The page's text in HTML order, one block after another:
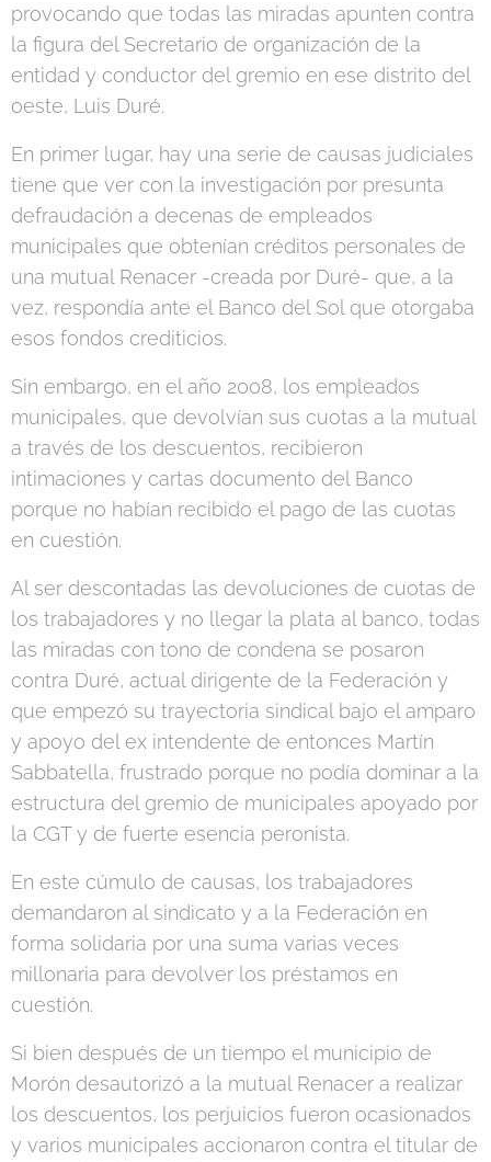
provocando que todas las miradas apunten contra
la figura del Secretario de organización de la
entidad y conductor del gremio en ese distrito del
oeste, Luis Duré.
En primer lugar, hay una serie de causas judiciales
tiene que ver con la investigación por presunta
defraudación a decenas de empleados
municipales que obtenían créditos personales de
una mutual Renacer -creada por Duré- que, a la
vez, respondía ante el Banco del Sol que otorgaba
esos fondos crediticios.
Sin embargo, en el año 2008, los empleados
municipales, que devolvían sus cuotas a la mutual
a través de los descuentos, recibieron
intimaciones y cartas documento del Banco
porque no habían recibido el pago de las cuotas
en cuestión.
Al ser descontadas las devoluciones de cuotas de
los trabajadores y no llegar la plata al banco, todas
las miradas con tono de condena se posaron
contra Duré, actual dirigente de la Federación y
que empezó su trayectoria sindical bajo el amparo
y apoyo del ex intendente de entonces Martín
Sabbatella, frustrado porque no podía dominar a la
estructura del gremio de municipales apoyado por
la CGT y de fuerte esencia peronista.
En este cúmulo de causas, los trabajadores
demandaron al sindicato y a la Federación en
forma solidaria por una suma varias veces
millonaria para devolver los préstamos en
cuestión.
Si bien después de un tiempo el municipio de
Morón desautorizó a la mutual Renacer a realizar
los descuentos, los perjuicios fueron ocasionados
y varios municipales accionaron contra el titular de